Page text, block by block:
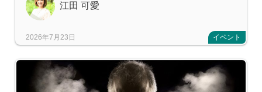
江田 可愛
2026年7月23日 イベント